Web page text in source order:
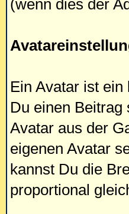
(wenn dies der
Ein Avatar ist
Du einen
Avatar aus der
eigenen Avatar
kannst Du die
proportional